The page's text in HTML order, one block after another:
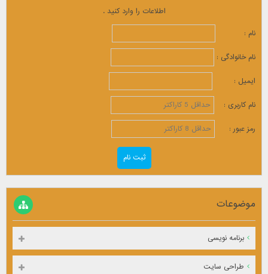
اطلاعات را وارد کنید .
نام :
نام خانوادگی :
ایمیل :
نام کاربری :
رمز عبور :
موضوعات
برنامه نویسی
طراحی سایت